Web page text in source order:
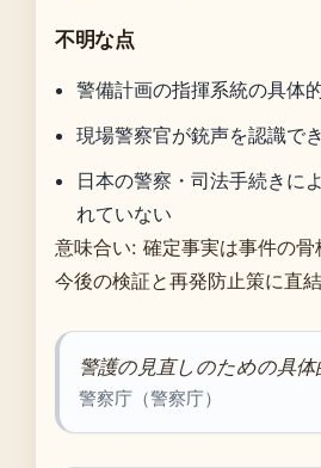
不明な点
警備計画の指揮系統の具体
現場警察官が銃声を認識で
日本の警察・司法手続きに
れていない
意味合い: 確定事実は事件の
今後の検証と再発防止策に直
警護の見直しのための具
警察庁（警察庁）